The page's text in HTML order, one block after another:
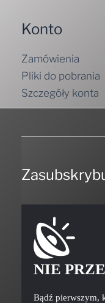
Konto
Zamówienia
Pliki do pobrania
Szczegóły konta
NIE
Bądź pierwszym,